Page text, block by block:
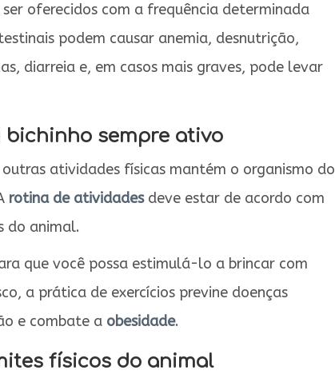
oferecidos com a frequência determinada
podem causar anemia, desnutrição,
diarreia e, em casos mais graves, pode levar
bichinho sempre ativo
atividades físicas mantém o organismo do
rotina de atividadesdeve estar de acordo com
do animal.
que você possa estimulá-lo a brincar com
a prática de exercícios previne doenças
e combate a obesidade.
físicos do animal